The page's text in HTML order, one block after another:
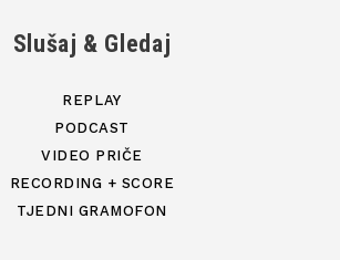
Slušaj & Gledaj
REPLAY
PODCAST
VIDEO PRIČE
RECORDING + SCORE
TJEDNI GRAMOFON